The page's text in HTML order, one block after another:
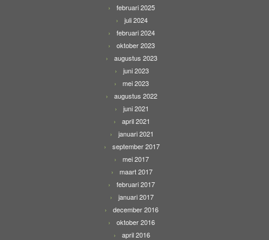
februari 2025
juli 2024
februari 2024
oktober 2023
augustus 2023
juni 2023
mei 2023
augustus 2022
juni 2021
april 2021
januari 2021
september 2017
mei 2017
maart 2017
februari 2017
januari 2017
december 2016
oktober 2016
april 2016